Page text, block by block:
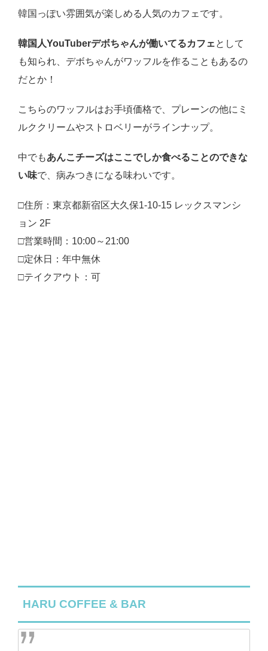
韓国っぽい雰囲気が楽しめる人気のカフェです。
韓国人YouTuberデボちゃんが働いてるカフェとして
も知られ、デボちゃんがワッフルを作ることもあるの
だとか！
こちらのワッフルはお手頃価格で、プレーンの他にミ
ルククリームやストロベリーがラインナップ。
中でもあんこチーズはここでしか食べることのできな
い味で、病みつきになる味わいです。
□住所：東京都新宿区大久保1-10-15 レックスマンシ
ョン 2F
□営業時間：10:00～21:00
□定休日：年中無休
□テイクアウト：可
HARU COFFEE & BAR